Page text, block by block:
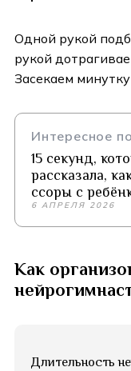
Одной рукой
рукой
Засекаем
Интересное
15 секунд,
рассказала,
ссоры с
6 АПРЕЛЯ 2026
Как
Длительность